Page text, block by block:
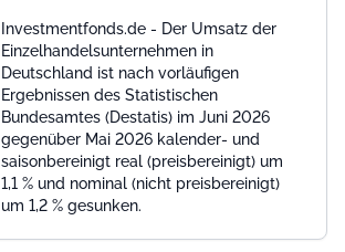
Investmentfonds.de - Der Umsatz der
Einzelhandelsunternehmen in
Deutschland ist nach vorläufigen
Ergebnissen des Statistischen
Bundesamtes (Destatis) im Juni 2026
gegenüber Mai 2026 kalender- und
saisonbereinigt real (preisbereinigt) um
1,1 % und nominal (nicht preisbereinigt)
um 1,2 % gesunken.